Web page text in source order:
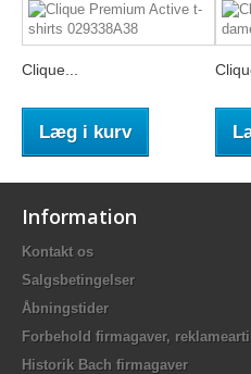
Clique...
Læg i kurv
Information
Kontakt os
Salgsbetingelser
Åbningstider
Forbehold firmagaver,
Historik Bach firmagaver